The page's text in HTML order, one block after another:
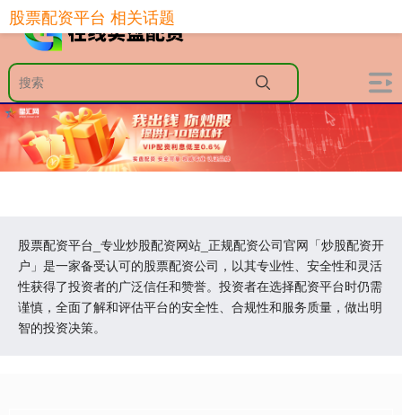
股票配资平台_专业炒股配资网站_正规配资公司官网「炒股配资开
户」是一家备受认可的股票配资公司，以其专业性、安全性和灵活
性获得了投资者的广泛信任和赞誉。投资者在选择配资平台时仍需
谨慎，全面了解和评估平台的安全性、合规性和服务质量，做出明
智的投资决策。
股票配资平台 相关话题